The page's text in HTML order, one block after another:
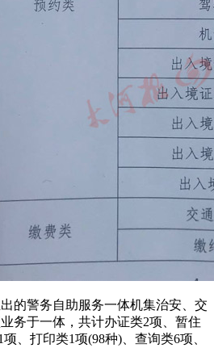
的警务自助服务一体机集治安、交
务于一体，共计办证类2项、暂住
、打印类1项(98种)、查询类6项、